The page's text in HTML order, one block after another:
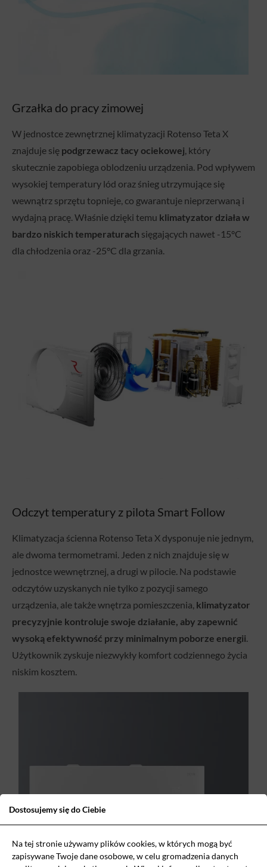
Grzałka do pracy zimowej
W jednostce zewnętrznej klimatyzacji Rotenso Teta X
znajduje się podgrzewacz tacy ociekowej, który
skutecznie zapobiega oblodzeniu urządzenia. Pod wpływem
wysokiej temperatury lód oraz śnieg utrzymujące się
wewnątrz sprzętu topnieje, co gwarantuje nieprzerwaną i
wydajną pracę. Właśnie dzięki temu klimatyzator działa w
bardzo niskich temperaturach sięgających nawet -15°C
dla chłodzenia oraz -25°C dla grzania.
Odczyt temperatury z pilota Smart Follow
Klimatyzacja ścienna Rotenso Teta X dysponuje nie jednym,
ale dwoma termometrami. Jeden z nich znajduje się w
jednostce wewnętrznej, a drugi w pilocie. Na podstawie
odczytów uzyskanych nie tylko z pozycji samego
urządzenia, ale także wnętrza pomieszczenia, klimatyzator
precyzyjnie kontroluje swoje działanie, aby zapewnić
wysoką efektywność przy minimalnym poborze energii.
Użytkownik zyskuje niezwykły komfort codziennego życia
niskim kosztem.
Dostosujemy się do Ciebie
Na tej stronie używamy plików cookies, w których mogą być
zapisywane Twoje dane osobowe, w celu gromadzenia danych